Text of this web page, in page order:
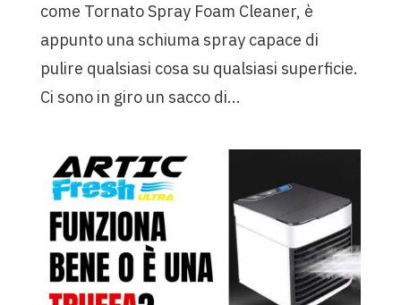
come Tornato Spray Foam Cleaner, è
appunto una schiuma spray capace di
pulire qualsiasi cosa su qualsiasi superficie.
Ci sono in giro un sacco di...